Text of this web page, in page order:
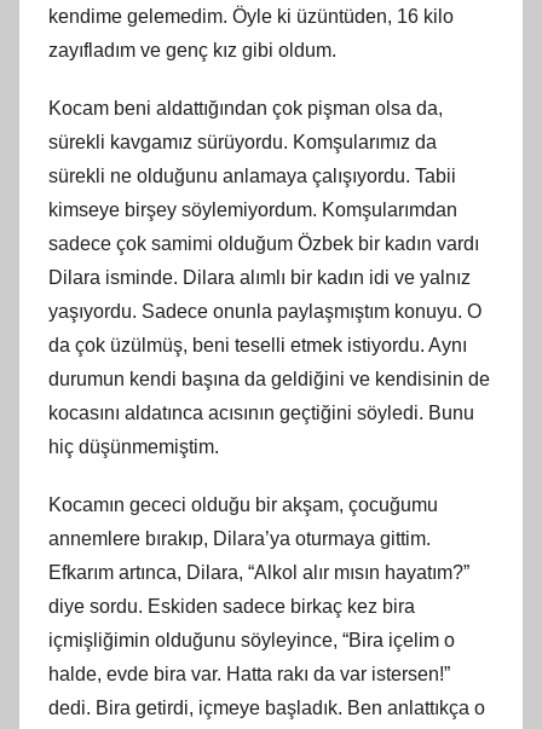
kendime gelemedim. Öyle ki üzüntüden, 16 kilo
zayıfladım ve genç kız gibi oldum.
Kocam beni aldattığından çok pişman olsa da,
sürekli kavgamız sürüyordu. Komşularımız da
sürekli ne olduğunu anlamaya çalışıyordu. Tabii
kimseye birşey söylemiyordum. Komşularımdan
sadece çok samimi olduğum Özbek bir kadın vardı
Dilara isminde. Dilara alımlı bir kadın idi ve yalnız
yaşıyordu. Sadece onunla paylaşmıştım konuyu. O
da çok üzülmüş, beni teselli etmek istiyordu. Aynı
durumun kendi başına da geldiğini ve kendisinin de
kocasını aldatınca acısının geçtiğini söyledi. Bunu
hiç düşünmemiştim.
Kocamın gececi olduğu bir akşam, çocuğumu
annemlere bırakıp, Dilara’ya oturmaya gittim.
Efkarım artınca, Dilara, “Alkol alır mısın hayatım?”
diye sordu. Eskiden sadece birkaç kez bira
içmişliğimin olduğunu söyleyince, “Bira içelim o
halde, evde bira var. Hatta rakı da var istersen!”
dedi. Bira getirdi, içmeye başladık. Ben anlattıkça o